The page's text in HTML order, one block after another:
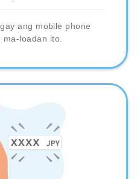
ang mobile phone
loadan ito.